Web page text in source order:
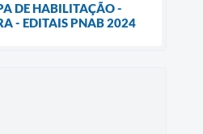
DE HABILITAÇÃO -
- EDITAIS PNAB 2024